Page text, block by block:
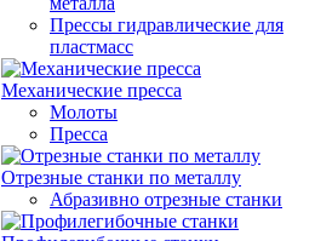
Прессы гидравлические для
пластмасс
Механические пресса
Молоты
Пресса
Отрезные станки по металлу
Абразивно отрезные станки